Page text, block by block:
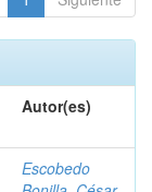
Autor(es)
Escobedo